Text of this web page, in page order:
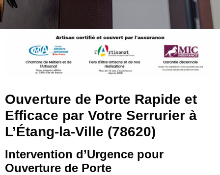
Ouverture de Porte Rapide et
Efficace par Votre Serrurier à
L’Étang-la-Ville (78620)
Intervention d’Urgence pour
Ouverture de Porte